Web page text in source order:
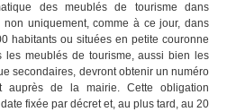
des meublés de tourisme dans
uniquement, comme à ce jour, dans
habitants ou situées en petite couronne
les meublés de tourisme, aussi bien les
secondaires, devront obtenir un numéro
auprès de la mairie. Cette obligation
fixée par décret et, au plus tard, au 20